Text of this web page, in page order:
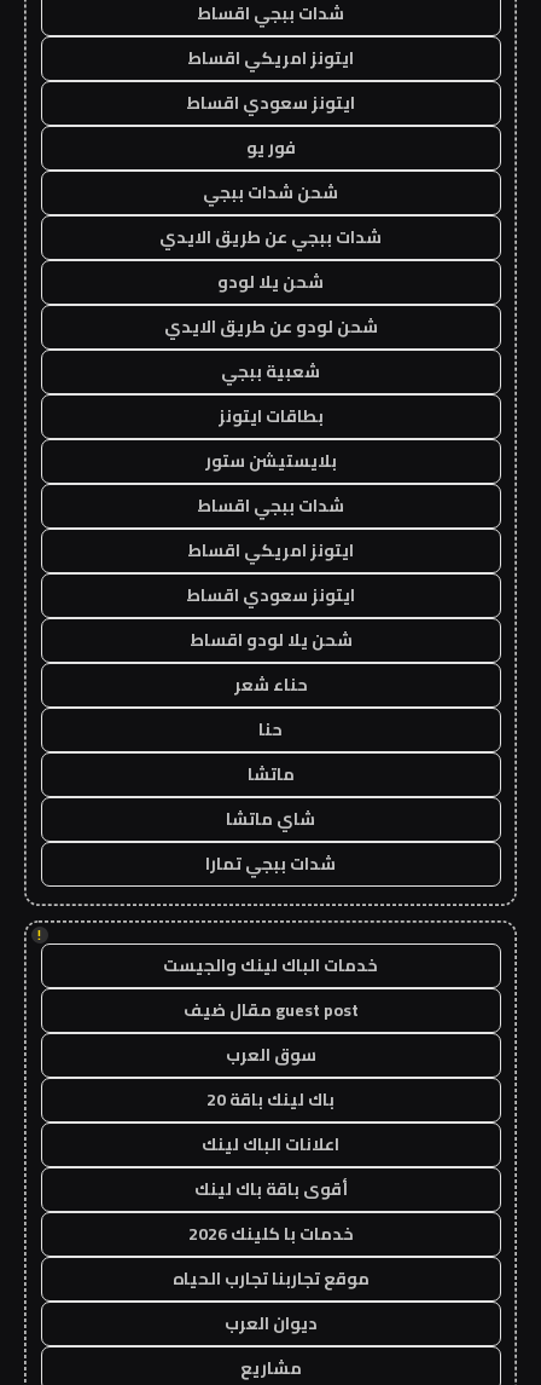
شدات ببجي اقساط
ايتونز امريكي اقساط
ايتونز سعودي اقساط
فور يو
شحن شدات ببجي
شدات ببجي عن طريق الايدي
شحن يلا لودو
شحن لودو عن طريق الايدي
شعبية ببجي
بطاقات ايتونز
بلايستيشن ستور
شدات ببجي اقساط
ايتونز امريكي اقساط
ايتونز سعودي اقساط
شحن يلا لودو اقساط
حناء شعر
حنا
ماتشا
شاي ماتشا
شدات ببجي تمارا
!
خدمات الباك لينك والجيست
guest post مقال ضيف
سوق العرب
باك لينك باقة 20
اعلانات الباك لينك
أقوى باقة باك لينك
خدمات با كلينك 2026
موقع تجاربنا تجارب الحياه
ديوان العرب
مشاريع